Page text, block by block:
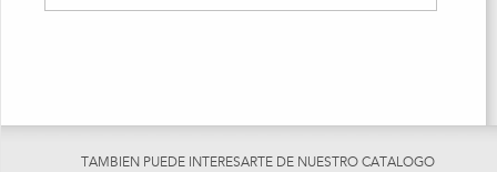
TAMBIEN PUEDE INTERESARTE DE NUESTRO CATÁLOGO